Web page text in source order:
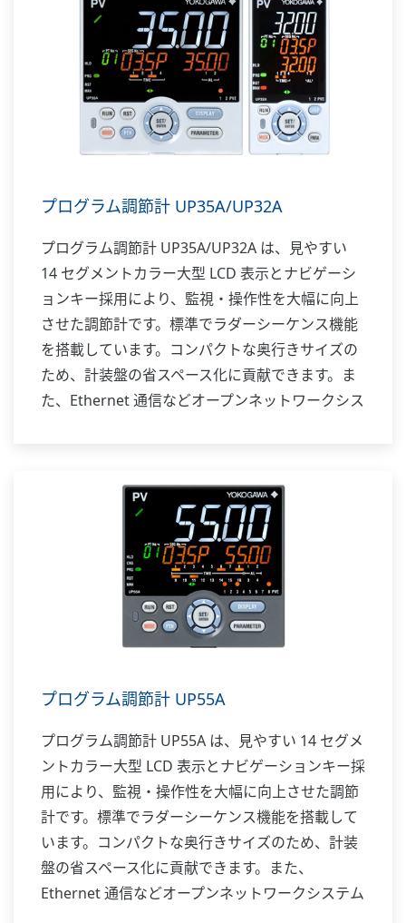
プログラム調節計 UP35A/UP32A
プログラム調節計 UP35A/UP32A は、見やすい
14 セグメントカラー大型 LCD 表示とナビゲーシ
ョンキー採用により、監視・操作性を大幅に向上
させた調節計です。標準でラダーシーケンス機能
を搭載しています。コンパクトな奥行きサイズの
ため、計装盤の省スペース化に貢献できます。ま
た、Ethernet 通信などオープンネットワークシス
プログラム調節計 UP55A
プログラム調節計 UP55A は、見やすい 14 セグメ
ントカラー大型 LCD 表示とナビゲーションキー採
用により、監視・操作性を大幅に向上させた調節
計です。標準でラダーシーケンス機能を搭載して
います。コンパクトな奥行きサイズのため、計装
盤の省スペース化に貢献できます。また、
Ethernet 通信などオープンネットワークシステム